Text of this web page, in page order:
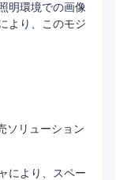
明環境での画像
より、このモジ
ソリューション
により、スペー